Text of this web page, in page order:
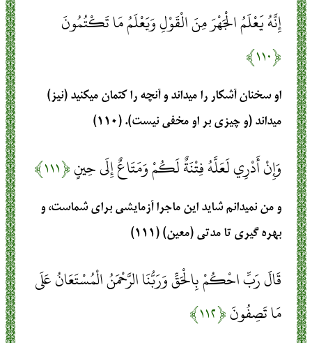
إِنَّهُ يَعْلَمُ الْجَهْرَ مِنَ الْقَوْلِ وَيَعْلَمُ مَا تَكْتُمُونَ
﴿۱۱۰﴾
او سخنان آشكار را مي‏داند و آنچه را كتمان مي‏كنيد (نيز)
مي‏داند (و چيزي بر او مخفي نيست). (۱۱۰)
وَإِنْ أَدْرِي لَعَلَّهُ فِتْنَةٌ لَكُمْ وَمَتَاعٌ إِلَى حِينٍ﴿۱۱۱﴾
و من نمي‏دانم شايد اين ماجرا آزمايشي براي شماست، و
بهره گيري تا مدتي (معين) (۱۱۱)
قَالَ رَبِّ احْكُمْ بِالْحَقِّ وَرَبُّنَا الرَّحْمَنُ الْمُسْتَعَانُ عَلَى
مَا تَصِفُونَ﴿۱۱۲﴾